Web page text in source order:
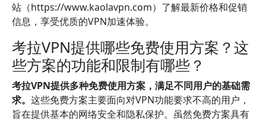
站（https://www.kaolavpn.com）了解最新价格和促销
信息，享受优质的VPN加速体验。
考拉VPN提供哪些免费使用方案？这
些方案的功能和限制有哪些？
考拉VPN提供多种免费使用方案，满足不同用户的基础需
求。 这些免费方案主要面向对VPN功能要求不高的用户，
旨在提供基本的网络安全和隐私保护。虽然免费方案具有